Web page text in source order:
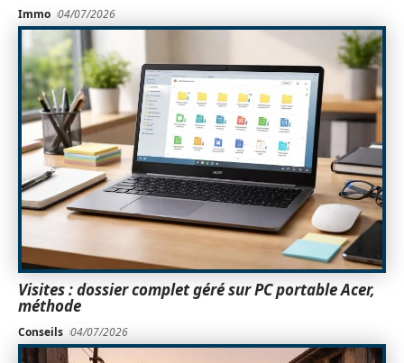
Immo 04/07/2026
Visites : dossier complet géré sur PC portable Acer,
méthode
Conseils 04/07/2026